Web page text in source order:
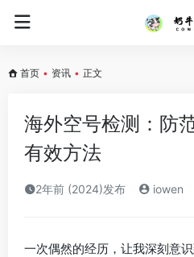
首页 • 资讯 • 正文
海外空号检测：防
有效方法
2年前 (2024)发布 iowen
一次偶然的经历，让我深刻意